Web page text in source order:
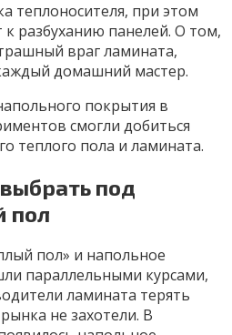
теплоносителя, при этом
к разбуханию панелей. О том,
враг ламината,
домашний мастер.
покрытия в
смогли добиться
теплого пола и ламината.
под
пол
пол» и напольное
параллельными курсами,
ламината терять
не захотели. В